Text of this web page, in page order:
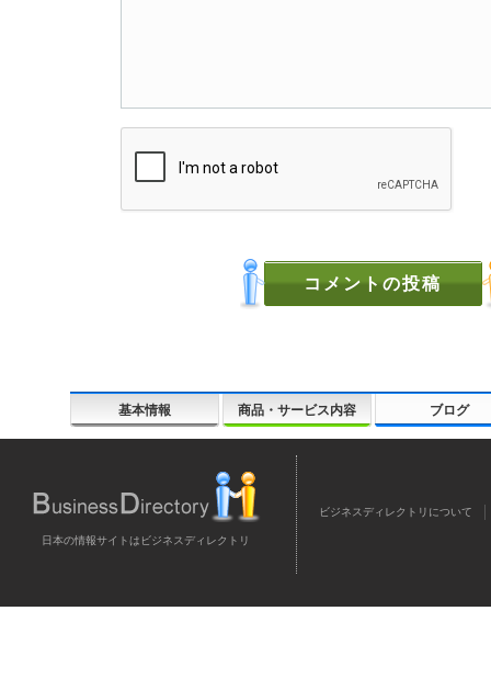
基本情報 商品・サービス内容 ブログ
日本の情報サイトはビジネスディレクトリ
ビジネスディレクトリについて